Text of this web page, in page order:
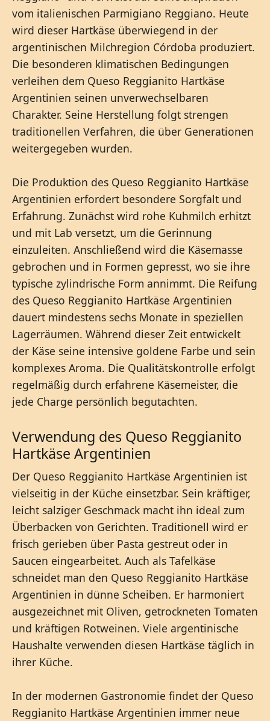
vom italienischen Parmigiano Reggiano. Heute
wird dieser Hartkäse überwiegend in der
argentinischen Milchregion Córdoba produziert.
Die besonderen klimatischen Bedingungen
verleihen dem Queso Reggianito Hartkäse
Argentinien seinen unverwechselbaren
Charakter. Seine Herstellung folgt strengen
traditionellen Verfahren, die über Generationen
weitergegeben wurden.
Die Produktion des Queso Reggianito Hartkäse
Argentinien erfordert besondere Sorgfalt und
Erfahrung. Zunächst wird rohe Kuhmilch erhitzt
und mit Lab versetzt, um die Gerinnung
einzuleiten. Anschließend wird die Käsemasse
gebrochen und in Formen gepresst, wo sie ihre
typische zylindrische Form annimmt. Die Reifung
des Queso Reggianito Hartkäse Argentinien
dauert mindestens sechs Monate in speziellen
Lagerräumen. Während dieser Zeit entwickelt
der Käse seine intensive goldene Farbe und sein
komplexes Aroma. Die Qualitätskontrolle erfolgt
regelmäßig durch erfahrene Käsemeister, die
jede Charge persönlich begutachten.
Verwendung des Queso Reggianito
Hartkäse Argentinien
Der Queso Reggianito Hartkäse Argentinien ist
vielseitig in der Küche einsetzbar. Sein kräftiger,
leicht salziger Geschmack macht ihn ideal zum
Überbacken von Gerichten. Traditionell wird er
frisch gerieben über Pasta gestreut oder in
Saucen eingearbeitet. Auch als Tafelkäse
schneidet man den Queso Reggianito Hartkäse
Argentinien in dünne Scheiben. Er harmoniert
ausgezeichnet mit Oliven, getrockneten Tomaten
und kräftigen Rotweinen. Viele argentinische
Haushalte verwenden diesen Hartkäse täglich in
ihrer Küche.
In der modernen Gastronomie findet der Queso
Reggianito Hartkäse Argentinien immer neue